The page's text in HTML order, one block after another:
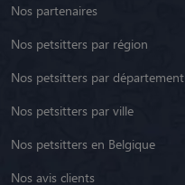
Nos partenaires
Nos petsitters par région
Nos petsitters par département
Nos petsitters par ville
Nos petsitters en Belgique
Nos avis clients